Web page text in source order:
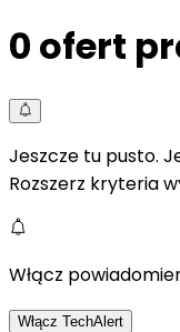
0 ofert
Jeszcze tu pusto.
Rozszerz kryteria
Włącz
Włącz TechAlert